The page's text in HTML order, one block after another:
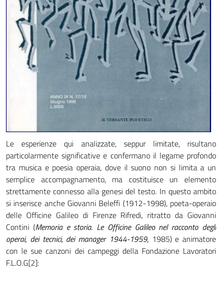
Le esperienze qui analizzate, seppur limitate, risultano
particolarmente significative e confermano il legame profondo
tra musica e poesia operaia, dove il suono non si limita a un
semplice accompagnamento, ma costituisce un elemento
strettamente connesso alla genesi del testo. In questo ambito
si inserisce anche Giovanni Beleffi (1912-1998), poeta-operaio
delle Officine Galileo di Firenze Rifredi, ritratto da Giovanni
Contini (Memoria e storia. Le Officine Galileo nel racconto degli
operai, dei tecnici, dei manager 1944-1959, 1985) e animatore
con le sue canzoni dei campeggi della Fondazione Lavoratori
F.L.O.G[2]: